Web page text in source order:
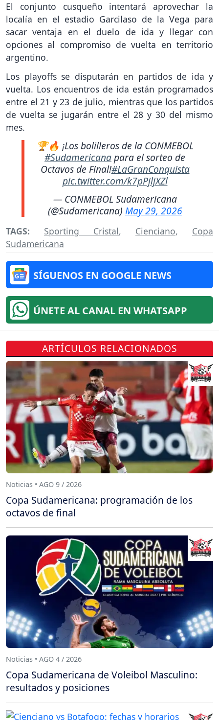
El conjunto cusqueño intentará aprovechar la
localía en el estadio Garcilaso de la Vega para
sacar ventaja en el duelo de ida y llegar con
opciones al compromiso de vuelta en territorio
argentino.
Los playoffs se disputarán en partidos de ida y
vuelta. Los encuentros de ida están programados
entre el 21 y 23 de julio, mientras que los partidos
de vuelta se jugarán entre el 28 y 30 del mismo
mes.
🏆🔥 ¡Los bolilleros de la CONMEBOL
#Sudamericanapara el sorteo de
Octavos de Final!#LaGranConquista
pic.twitter.com/k7pPjljXZl
— CONMEBOL Sudamericana
(@Sudamericana) May 29, 2026
TAGS: Sporting Cristal, Cienciano, Copa
Sudamericana
SÍGUENOS EN GOOGLE NEWS
ÚNETE AL CANAL EN WHATSAPP
ARTÍCULOS RELACIONADOS
Noticias • AGO 9 / 2026
Copa Sudamericana: programación de los
octavos de final
Noticias • AGO 4 / 2026
Copa Sudamericana de Voleibol Masculino:
resultados y posiciones